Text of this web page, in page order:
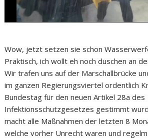
Wow, jetzt setzen sie schon
Praktisch, ich wollt eh noch duschen an
Wir trafen uns auf der Marschallbrücke
im ganzen Regierungsviertel ordentlich
Bundestag für den neuen Artikel 28a des
Infektionsschutzgesetzes gestimmt
macht alle Maßnahmen der letzten 8
welche vorher Unrecht waren und